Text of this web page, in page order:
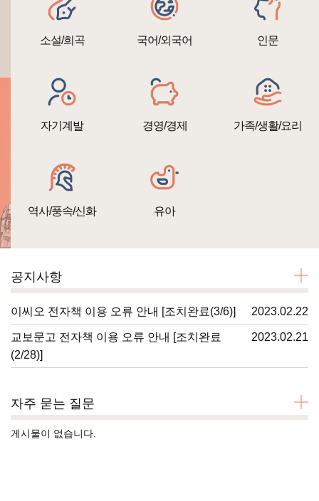
소설/희곡 국어/외국어 인문
자기계발 경영/경제 가족/생활/요리
역사/풍속/신화 유아
공지사항
이씨오 전자책 이용 오류 안내 [조치완료(3/6)] 2023.02.22
교보문고 전자책 이용 오류 안내 [조치완료
(2/28)]
2023.02.21
자주 묻는 질문
게시물이 없습니다.